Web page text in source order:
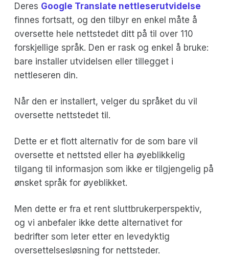
Deres Google Translate nettleserutvidelse
finnes fortsatt, og den tilbyr en enkel måte å
oversette hele nettstedet ditt på til over 110
forskjellige språk. Den er rask og enkel å bruke:
bare installer utvidelsen eller tillegget i
nettleseren din.
Når den er installert, velger du språket du vil
oversette nettstedet til.
Dette er et flott alternativ for de som bare vil
oversette et nettsted eller ha øyeblikkelig
tilgang til informasjon som ikke er tilgjengelig på
ønsket språk for øyeblikket.
Men dette er fra et rent sluttbrukerperspektiv,
og vi anbefaler ikke dette alternativet for
bedrifter som leter etter en levedyktig
oversettelsesløsning for nettsteder.